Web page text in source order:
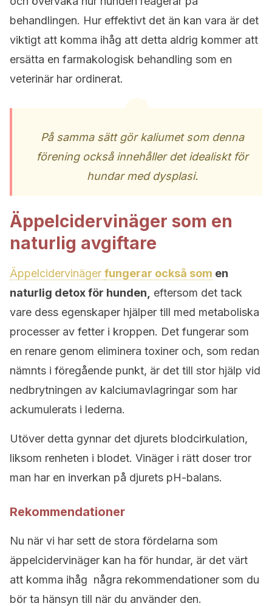
behandlingen. Hur effektivt det än kan vara är det
viktigt att komma ihåg att detta aldrig kommer att
ersätta en farmakologisk behandling som en
veterinär har ordinerat.
På samma sätt gör kaliumet som denna
förening också innehåller det idealiskt för
hundar med dysplasi.
Äppelcidervinäger som en
naturlig avgiftare
Äppelcidervinäger fungerar också som en
naturlig detox för hunden,
eftersom det tack
vare dess egenskaper hjälper till med metaboliska
processer av fetter i kroppen. Det fungerar som
en renare genom eliminera toxiner och, som redan
nämnts i föregående punkt, är det till stor hjälp vid
nedbrytningen av kalciumavlagringar som har
ackumulerats i lederna.
Utöver detta gynnar det djurets blodcirkulation,
liksom renheten i blodet. Vinäger i rätt doser tror
man har en inverkan på djurets pH-balans.
Rekommendationer
Nu när vi har sett de stora fördelarna som
äppelcidervinäger kan ha för hundar, är det värt
att komma ihåg några rekommendationer som du
bör ta hänsyn till när du använder den.